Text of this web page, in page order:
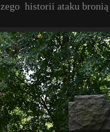
historii ataku